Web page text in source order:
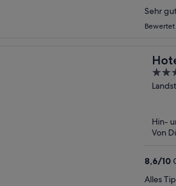
Sehr
Bewertet
4
out
Hin-
Von
8,6/10
Alles